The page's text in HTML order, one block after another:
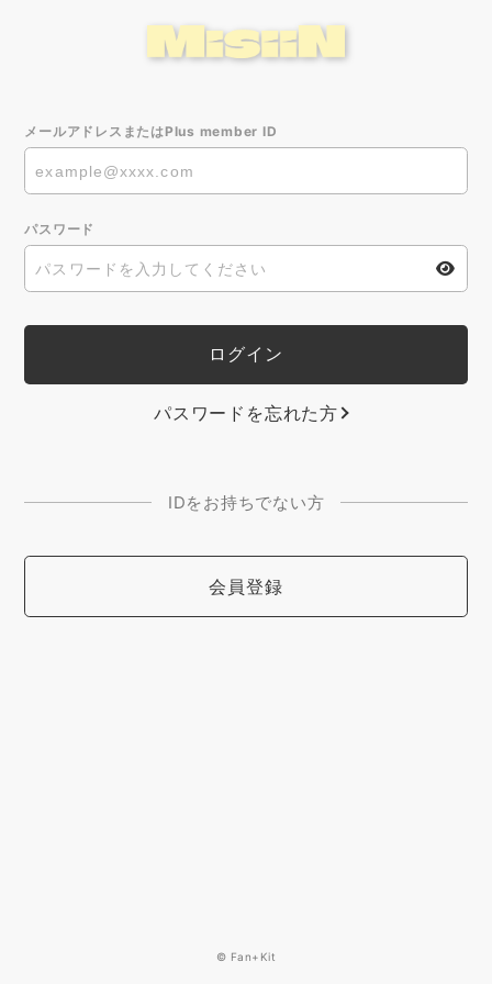
メールアドレスまたはPlus member ID
パスワード
パスワードを忘れた方
IDをお持ちでない方
会員登録
© Fan+Kit